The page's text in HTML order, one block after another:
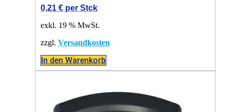
0,21 € per Stck
exkl. 19 % MwSt.
zzgl. Versandkosten
In den Warenkorb